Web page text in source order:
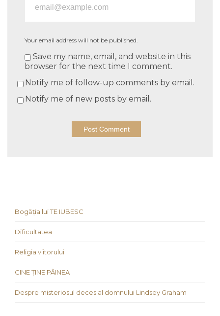
Your email address will not be published.
Save my name, email, and website in this
browser for the next time I comment.
Notify me of follow-up comments by email.
Notify me of new posts by email.
Bogăția lui TE IUBESC
Dificultatea
Religia viitorului
CINE ȚINE PÂINEA
Despre misteriosul deces al domnului Lindsey Graham